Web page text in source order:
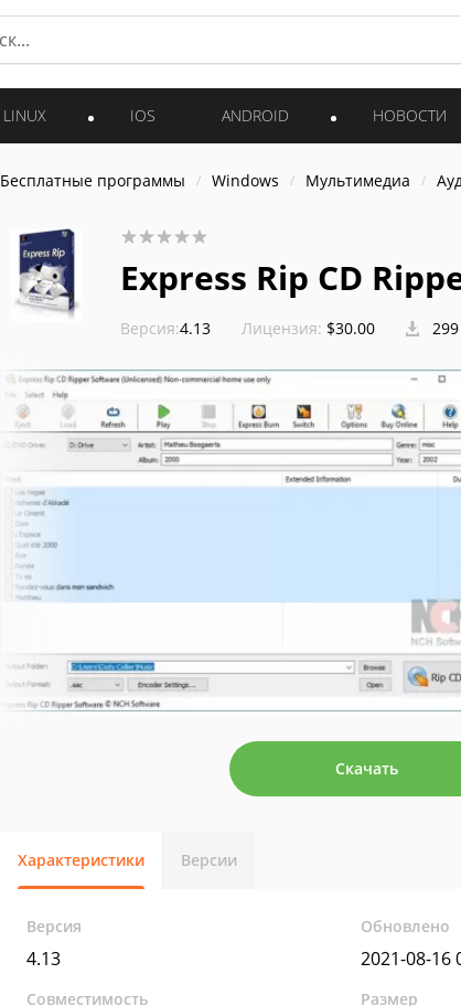
LINUX IOS ANDROID НОВОСТИ
Бесплатные программы Windows Мультимедиа
Express Rip CD
Версия:4.13 Лицензия: $30.00
Скачать
Характеристики Версии
Версия
4.13
Обновлено
2021-08-16
Совместимость Размер